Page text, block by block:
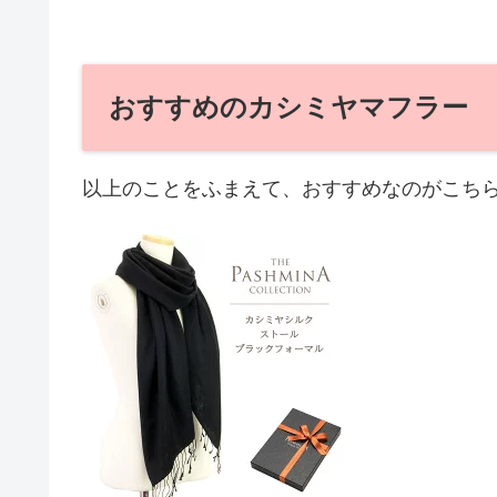
おすすめのカシミヤマフラー
以上のことをふまえて、おすすめなのがこち